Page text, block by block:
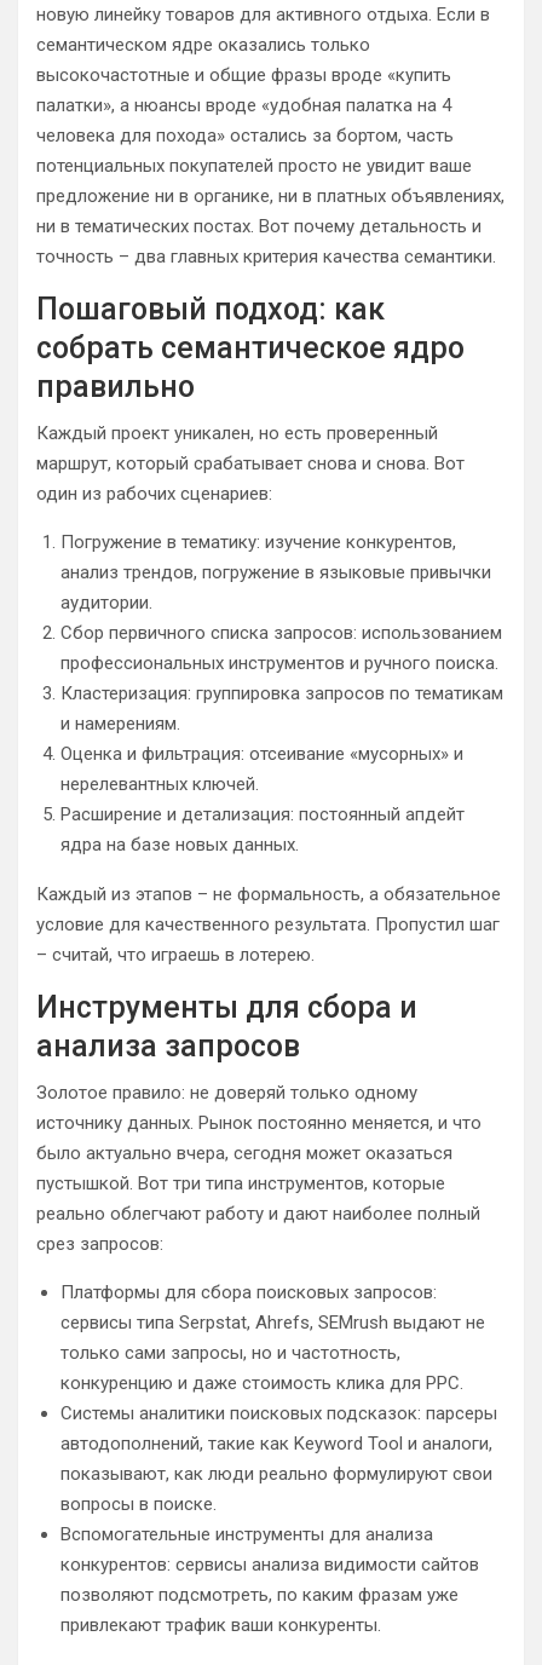
новую линейку товаров для активного отдыха. Если в
семантическом ядре оказались только
высокочастотные и общие фразы вроде «купить
палатки», а нюансы вроде «удобная палатка на 4
человека для похода» остались за бортом, часть
потенциальных покупателей просто не увидит ваше
предложение ни в органике, ни в платных объявлениях,
ни в тематических постах. Вот почему детальность и
точность – два главных критерия качества семантики.
Пошаговый подход: как
собрать семантическое ядро
правильно
Каждый проект уникален, но есть проверенный
маршрут, который срабатывает снова и снова. Вот
один из рабочих сценариев:
Погружение в тематику: изучение конкурентов,
анализ трендов, погружение в языковые привычки
аудитории.
Сбор первичного списка запросов: использованием
профессиональных инструментов и ручного поиска.
Кластеризация: группировка запросов по тематикам
и намерениям.
Оценка и фильтрация: отсеивание «мусорных» и
нерелевантных ключей.
Расширение и детализация: постоянный апдейт
ядра на базе новых данных.
Каждый из этапов – не формальность, а обязательное
условие для качественного результата. Пропустил шаг
– считай, что играешь в лотерею.
Инструменты для сбора и
анализа запросов
Золотое правило: не доверяй только одному
источнику данных. Рынок постоянно меняется, и что
было актуально вчера, сегодня может оказаться
пустышкой. Вот три типа инструментов, которые
реально облегчают работу и дают наиболее полный
срез запросов:
Платформы для сбора поисковых запросов:
сервисы типа Serpstat, Ahrefs, SEMrush выдают не
только сами запросы, но и частотность,
конкуренцию и даже стоимость клика для PPC.
Системы аналитики поисковых подсказок: парсеры
автодополнений, такие как Keyword Tool и аналоги,
показывают, как люди реально формулируют свои
вопросы в поиске.
Вспомогательные инструменты для анализа
конкурентов: сервисы анализа видимости сайтов
позволяют подсмотреть, по каким фразам уже
привлекают трафик ваши конкуренты.